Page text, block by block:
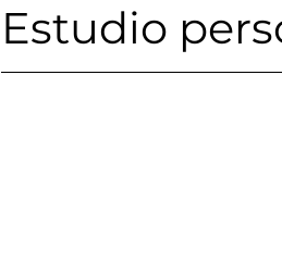
Estudio